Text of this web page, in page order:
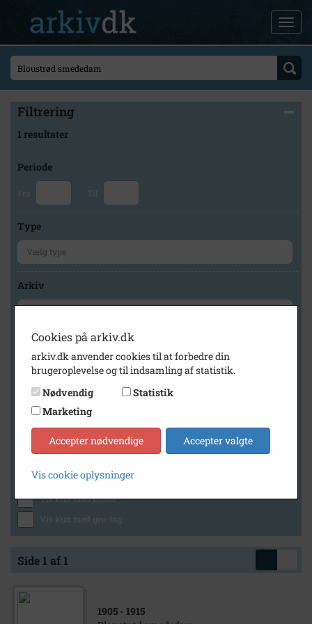
Filtrering
1 resultater
Periode
Fra Til
Type
Arkiv
Geografi
Generelt
Vis kun med billeder
Vis kun med lydklip
Vis kun med kilder
Vis kun med geo-tag
Side 1 af 1
1905 - 1915
Cookies på arkiv.dk
arkiv.dk anvender cookies til at forbedre din
brugeroplevelse og til indsamling af statistik.
Nødvendig
Statistik
Marketing
Accepter nødvendige Accepter valgte
Vis cookie oplysninger